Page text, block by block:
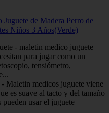
de Madera Perro de
Niños 3 Años(Verde)
- maletin medico juguete
para jugar como un
tensiómetro,
Maletin medicos juguete viene
es suave al tacto y del tamaño
usar el juguete